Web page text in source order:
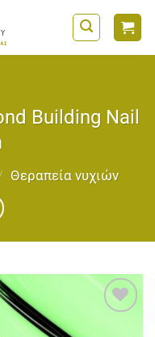
Building Nail
Θεραπεία νυχιών